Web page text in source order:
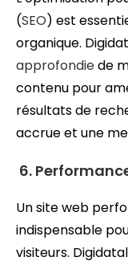
(SEO) est
organique.
approfondiede
contenu pour
résultats de
accrue et une
6.
Un site web
indispensable
visiteurs.